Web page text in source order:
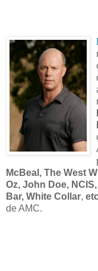
McBeal, The West
Oz, John Doe,
Bar, White Collar,
de AMC.